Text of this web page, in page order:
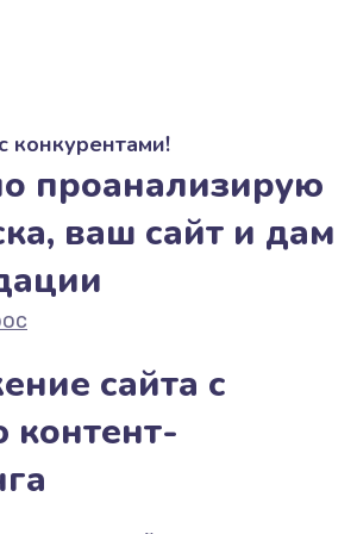
конкурентами!
проанализирую
ваш сайт и дам
сайта с